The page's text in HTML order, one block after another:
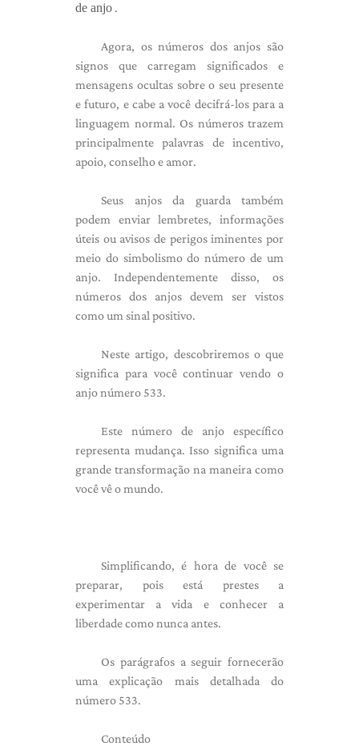
de anjo .
Agora, os números dos anjos são
signos que carregam significados e
mensagens ocultas sobre o seu presente
e futuro, e cabe a você decifrá-los para a
linguagem normal. Os números trazem
principalmente palavras de incentivo,
apoio, conselho e amor.
Seus anjos da guarda também
podem enviar lembretes, informações
úteis ou avisos de perigos iminentes por
meio do simbolismo do número de um
anjo. Independentemente disso, os
números dos anjos devem ser vistos
como um sinal positivo.
Neste artigo, descobriremos o que
significa para você continuar vendo o
anjo número 533.
Este número de anjo específico
representa mudança. Isso significa uma
grande transformação na maneira como
você vê o mundo.
Simplificando, é hora de você se
preparar, pois está prestes a
experimentar a vida e conhecer a
liberdade como nunca antes.
Os parágrafos a seguir fornecerão
uma explicação mais detalhada do
número 533.
Conteúdo